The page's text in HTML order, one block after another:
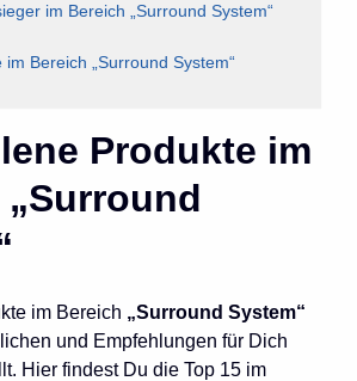
im Bereich „Surround System“
Bereich „Surround System“
Produkte im
im Bereich „Surround System“
und Empfehlungen für Dich
Hier findest Du die Top 15 im